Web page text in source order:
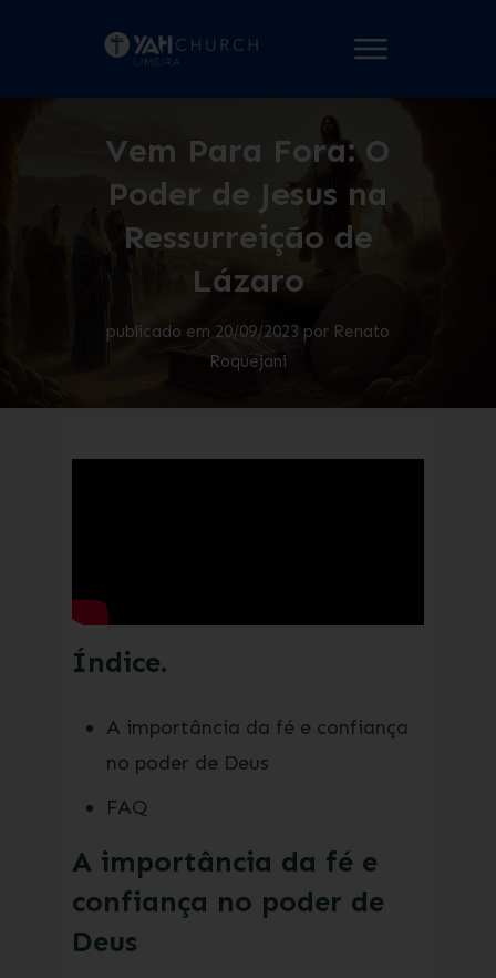
Vem Para Fora: O
Poder de Jesus na
Ressurreição de
Lázaro
publicado em 20/09/2023 por Renato
Roquejani
Índice.
A importância da fé e confiança
no poder de Deus
FAQ
A importância da fé e
confiança no poder de
Deus